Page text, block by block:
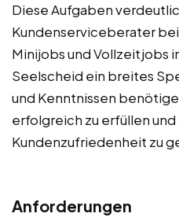
Diese Aufgaben
Kundenserviceberater
Minijobs und Vollzeitjobs
Seelscheid ein breites
und Kenntnissen
erfolgreich zu erfüllen
Kundenzufriedenheit zu
Anforderungen